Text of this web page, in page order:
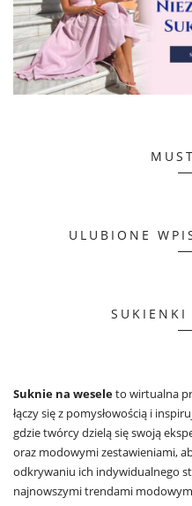
ULUBIONE
SUKIENKI
Suknie na weseleto wirtualna
łączy się z pomysłowością i
gdzie twórcy dzielą się swoją
oraz modowymi zestawieniami,
odkrywaniu ich indywidualnego
najnowszymi trendami